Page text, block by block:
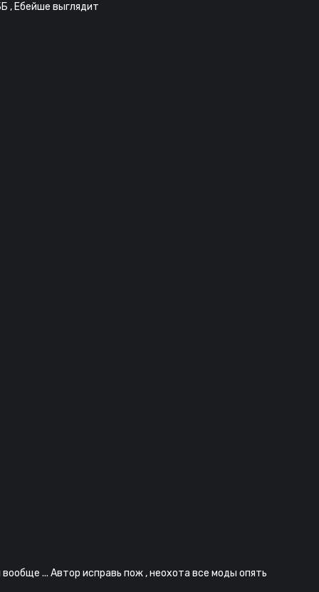
, Ебейше выглядит
... Автор исправь пож , неохота все моды опять